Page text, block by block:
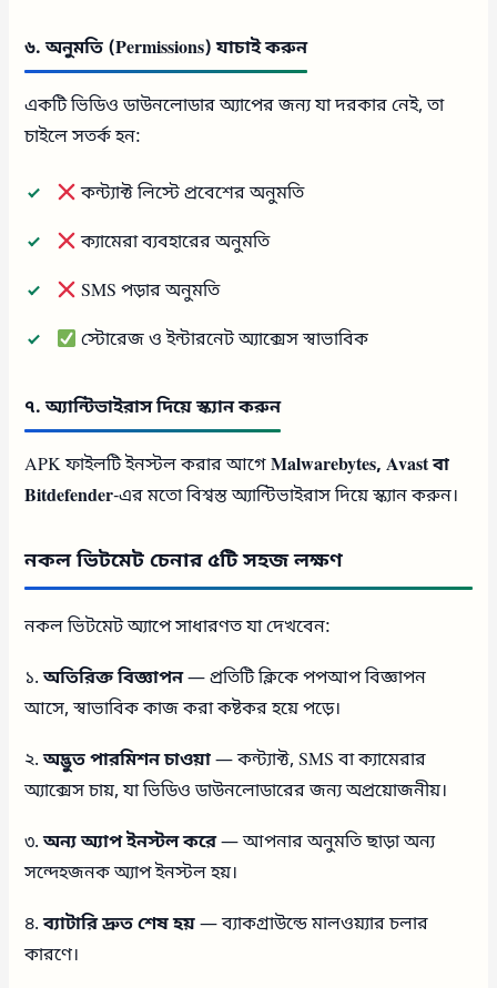
৬. অনুমতি (Permissions) যাচাই করুন
একটি ভিডিও ডাউনলোডার অ্যাপের জন্য যা দরকার নেই, তা
চাইলে সতর্ক হন:
কন্ট্যাক্ট লিস্টে প্রবেশের অনুমতি
ক্যামেরা ব্যবহারের অনুমতি
SMS পড়ার অনুমতি
স্টোরেজ ও ইন্টারনেট অ্যাক্সেস স্বাভাবিক
৭. অ্যান্টিভাইরাস দিয়ে স্ক্যান করুন
APK ফাইলটি ইনস্টল করার আগেMalwarebytes, Avast বা
Bitdefender-এর মতো বিশ্বস্ত অ্যান্টিভাইরাস দিয়ে স্ক্যান করুন।
নকল ভিটমেট চেনার ৫টি সহজ লক্ষণ
নকল ভিটমেট অ্যাপে সাধারণত যা দেখবেন:
১.অতিরিক্ত বিজ্ঞাপন— প্রতিটি ক্লিকে পপআপ বিজ্ঞাপন
আসে, স্বাভাবিক কাজ করা কষ্টকর হয়ে পড়ে।
২.অদ্ভুত পারমিশন চাওয়া— কন্ট্যাক্ট, SMS বা ক্যামেরার
অ্যাক্সেস চায়, যা ভিডিও ডাউনলোডারের জন্য অপ্রয়োজনীয়।
৩.অন্য অ্যাপ ইনস্টল করে— আপনার অনুমতি ছাড়া অন্য
সন্দেহজনক অ্যাপ ইনস্টল হয়।
৪.ব্যাটারি দ্রুত শেষ হয়— ব্যাকগ্রাউন্ডে মালওয়্যার চলার
কারণে।